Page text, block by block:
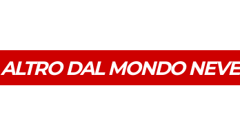
ALTRO DAL MONDO NEVE